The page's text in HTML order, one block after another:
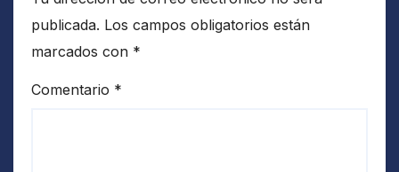
publicada. Los campos obligatorios están
marcados con *
Comentario *